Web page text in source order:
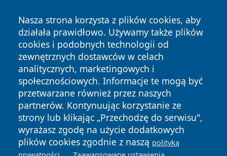
Nasza strona korzysta z plików cookies, aby
działała prawidłowo. Używamy także plików
cookies i podobnych technologii od
zewnętrznych dostawców w celach
analitycznych, marketingowych i
społecznościowych. Informacje te mogą być
przetwarzane również przez naszych
partnerów. Kontynuując korzystanie ze
strony lub klikając „Przechodzę do serwisu",
wyrażasz zgodę na użycie dodatkowych
plików cookies zgodnie z naszą polityką
Copyright © 2026 e-starachowice.pl Wszystkie prawa
zastrzeżone.
News Autorzy
Polityka
Prywatności
Polityka
Cookies